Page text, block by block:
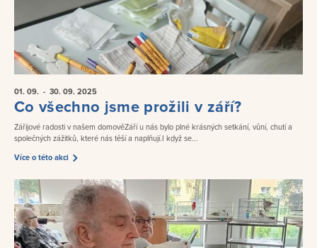
01. 09. - 30. 09. 2025
Co všechno jsme prožili v září?
Zářijové radosti v našem domověZáří u nás bylo plné krásných setkání, vůní, chutí a
společných zážitků, které nás těší a naplňují.I když se...
Více o této akci